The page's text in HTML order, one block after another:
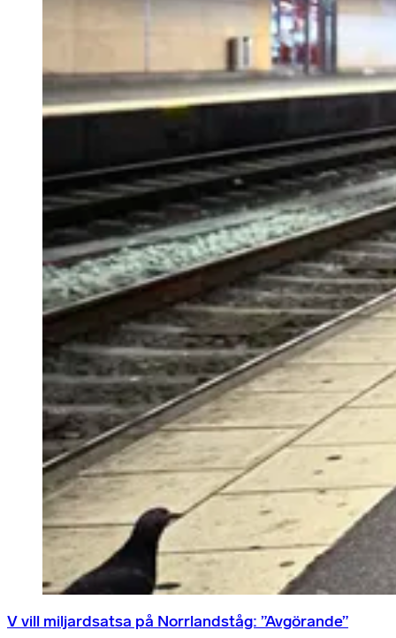
V vill miljardsatsa på Norrlandståg: ”Avgörande”